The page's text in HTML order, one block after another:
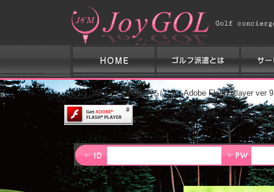
このコンテンツを閲覧するには、Adobe Flash Player ver